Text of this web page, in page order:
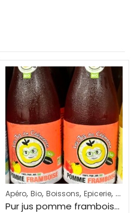
Apéro, Bio, Boissons, Epicerie, Jus
Pur jus pomme framboise bio (750ml)